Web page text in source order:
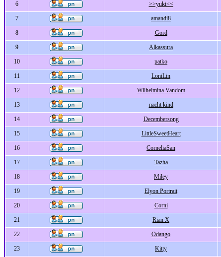
6 >>yuki<<
7 amandi8
8 Gord
9 Alkassura
10 patko
11 LoniLin
12 Wilhelmina Vandom
13 nacht kind
14 Decembersong
15 LittleSweetHeart
16 CorneliaSan
17 Tazha
18 Miley
19 Elyon Portrait
20 Corni
21 Rian X
22 Odango
23 Kitty